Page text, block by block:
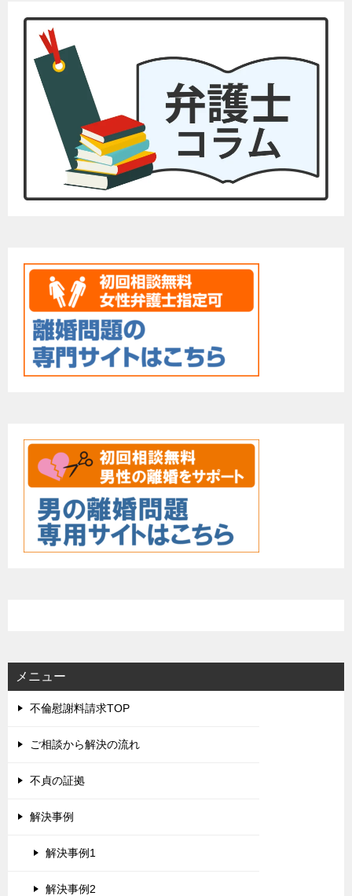
メニュー
不倫慰謝料請求TOP
ご相談から解決の流れ
不貞の証拠
解決事例
解決事例1
解決事例2